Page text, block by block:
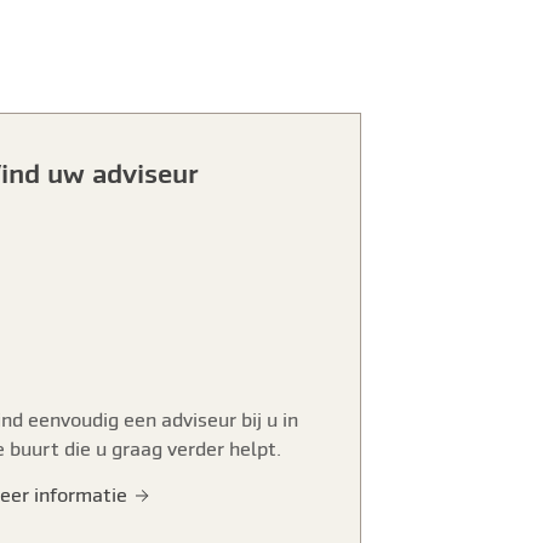
uw adviseur
eenvoudig een adviseur bij u in
buurt die u graag verder helpt.
informatie